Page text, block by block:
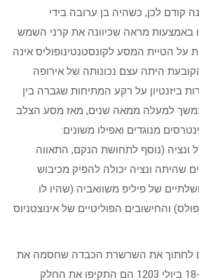
קודם לכן, כשהיה בן ערובה בידי
באמצעות מראה שכיוונה את קרני השמש
על הטיית המסע לקונסטנטינופוליס אינה
היתה עצם נכונותה של אירופה
ביזנטיון על רקע המתיחות שגברה בין
במשך למעלה ממאה שנים, מאז מסע הצלב
מנוגדים ואפילו משונים:
ונציה (נוסף לתחושת הנקם, התאווה
שהיתה ונציה יכולה להפיק מכיבוש
של פיליפ משוואביה (שהיו לו
והחישובים הפוליטיים של אינוצטניוס
לחתוך את השרשרת הכבדה שחסמה את
קרן הזהב, נפלה העיר ב-18 ביולי 1203 הם התקיפו את החלק